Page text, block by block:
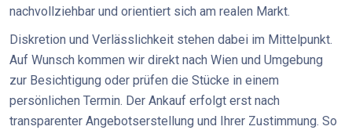
nachvollziehbar und orientiert sich am realen Markt.
Diskretion und Verlässlichkeit stehen dabei im Mittelpunkt.
Auf Wunsch kommen wir direkt nach Wien und Umgebung
zur Besichtigung oder prüfen die Stücke in einem
persönlichen Termin. Der Ankauf erfolgt erst nach
transparenter Angebotserstellung und Ihrer Zustimmung. So